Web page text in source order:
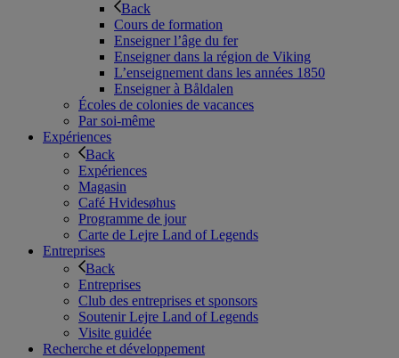
Back
Cours de formation
Enseigner l’âge du fer
Enseigner dans la région de Viking
L’enseignement dans les années 1850
Enseigner à Båldalen
Écoles de colonies de vacances
Par soi-même
Expériences
Back
Expériences
Magasin
Café Hvidesøhus
Programme de jour
Carte de Lejre Land of Legends
Entreprises
Back
Entreprises
Club des entreprises et sponsors
Soutenir Lejre Land of Legends
Visite guidée
Recherche et développement